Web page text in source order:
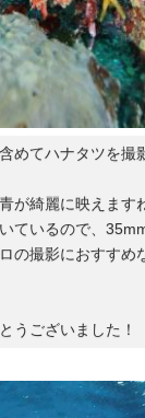
めてハナタツを撮
が綺麗に映えます
ているので、
の撮影におすすめ
うございました！